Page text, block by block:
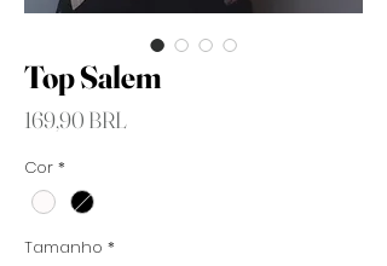
Top Salem
169,90 BRLPrecio
Cor *
Tamanho *